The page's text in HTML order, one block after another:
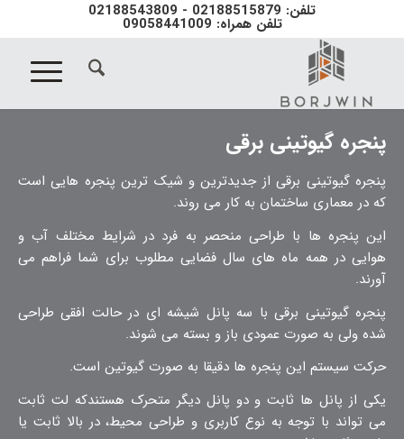
تلفن: 02188515879 - 02188543809
تلفن همراه: 09058441009
پنجره گیوتینی برقی
پنجره گیوتینی برقی از جدیدترین و شیک ترین پنجره هایی است
که در معماری ساختمان به کار می روند.
این پنجره ها با طراحی منحصر به فرد در شرایط مختلف آب و
هوایی در همه ماه های سال فضایی مطلوب برای شما فراهم می
آورند.
پنجره گیوتینی برقی با سه پانل شیشه ای در حالت افقی طراحی
شده ولی به صورت عمودی باز و بسته می شوند.
حرکت سیستم این پنجره ها دقیقا به صورت گیوتین است.
یکی از پانل ها ثابت و دو پانل دیگر متحرک هستندکه لت ثابت
می تواند با توجه به نوع کاربری و طراحی محیط، در بالا ثابت یا